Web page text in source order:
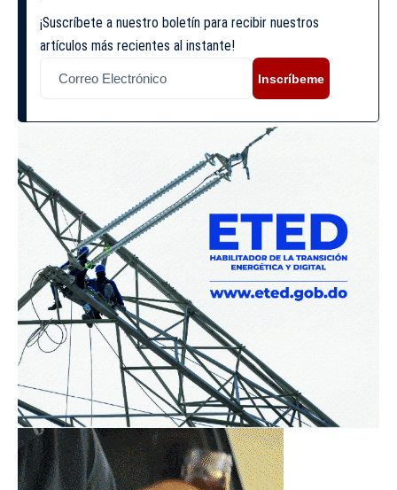
¡Suscríbete a nuestro boletín para recibir nuestros
artículos más recientes al instante!
Inscríbeme